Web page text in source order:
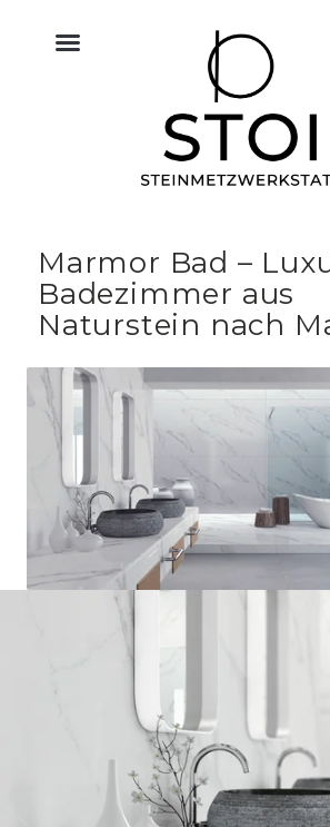
Marmor Bad –
Badezimmer aus
Naturstein nach